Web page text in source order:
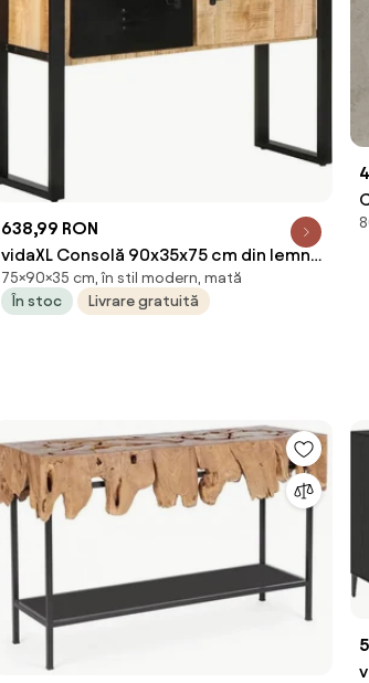
638,99 RON
vidaXL Consolă 90x35x75 cm din lemn
masiv de mango
75×90×35 cm, în stil modern, mată
În stoc
Livrare gratuită